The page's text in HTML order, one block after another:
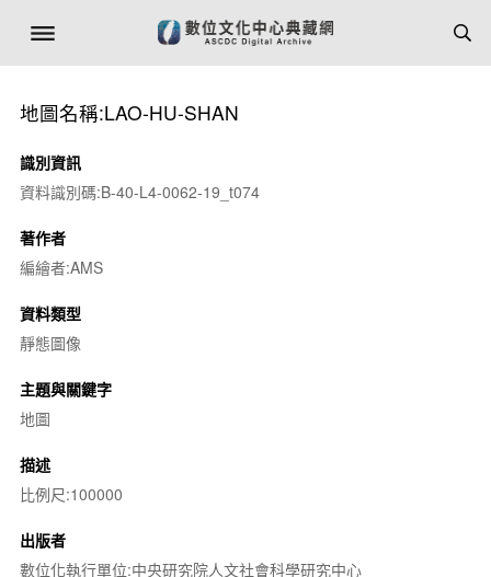
地圖名稱:LAO-HU-SHAN
識別資訊
資料識別碼:B-40-L4-0062-19_t074
著作者
編繪者:AMS
資料類型
靜態圖像
主題與關鍵字
地圖
描述
比例尺:100000
出版者
數位化執行單位:中央研究院人文社會科學研究中心